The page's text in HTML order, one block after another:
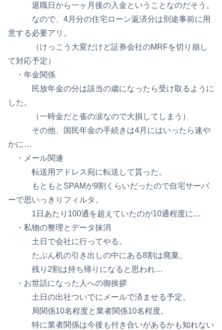
退職日から一ヶ月後の入金ということなのだそう。
なので、4月分の住宅ローン返済分は別途事前に用
意する必要アリ。
（けっこう大変だけど証券会社のMRFを切り崩し
て対応予定）
・年金関係
民放年金の分は該当の歳になったら受け取るように
した。
（一時金だと雀の涙なので大損してしまう）
その他、国民年金の手続きは4月にはいったら速や
かに…
・メール関連
転送用アドレス宛に転送して貰った。
もともとSPAMが9割くらいだったので自宅サーバ
ーで思いっきりフィルタ。
1日あたり100通を超えていたのが10通程度に…
・私物の整理とデータ抹消
土日で会社に行ってやる。
たぶん机の引き出しの中にある8割は廃棄。
残り2割は持ち帰りになると思われ…
・お世話になった人への御挨拶
土日の出社ついでにメールで済ませる予定。
局関係10名程度と業者関係10名程度。
特に業者関係は今後も付き合いがあるかも知れない